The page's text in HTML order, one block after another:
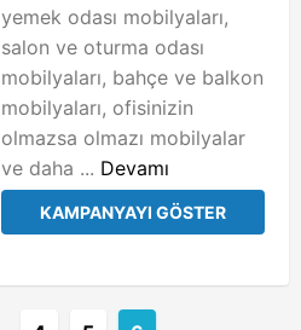
yemek odası mobilyaları,
salon ve oturma odası
mobilyaları, bahçe ve balkon
mobilyaları, ofisinizin
olmazsa olmazı mobilyalar
ve daha ... Devamı
KAMPANYAYI GÖSTER